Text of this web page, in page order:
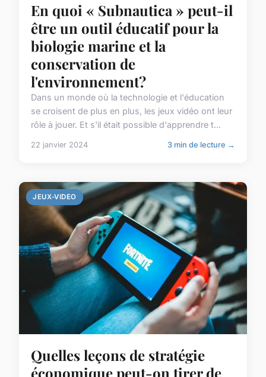
En quoi « Subnautica » peut-il
être un outil éducatif pour la
biologie marine et la
conservation de
l'environnement?
Dans un monde où la technologie et l'éducation
se croisent de plus en plus, les jeux vidéo ont leur
rôle à jouer. Et s'il était possible d'apprendre t...
22 janvier 2024 3 min de lecture →
JEUX-VIDEO
Quelles leçons de stratégie
économique peut-on tirer de